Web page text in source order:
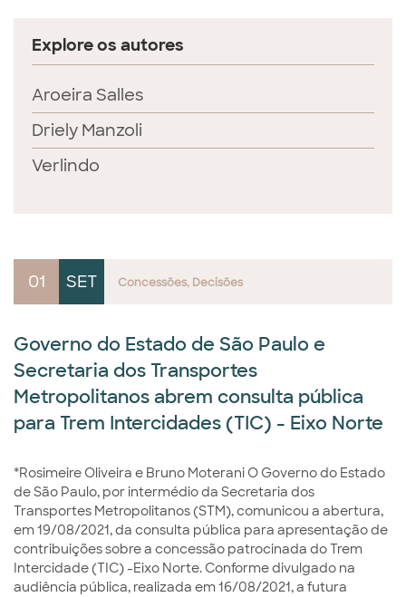
Explore os autores
Aroeira Salles
Driely Manzoli
Verlindo
01 SET Concessões Decisões
Governo do Estado de São Paulo e
Secretaria dos Transportes
Metropolitanos abrem consulta pública
para Trem Intercidades (TIC) - Eixo Norte
*Rosimeire Oliveira e Bruno Moterani O Governo do Estado
de São Paulo, por intermédio da Secretaria dos
Transportes Metropolitanos (STM), comunicou a abertura,
em 19/08/2021, da consulta pública para apresentação de
contribuições sobre a concessão patrocinada do Trem
Intercidade (TIC) -Eixo Norte. Conforme divulgado na
audiência pública, realizada em 16/08/2021, a futura